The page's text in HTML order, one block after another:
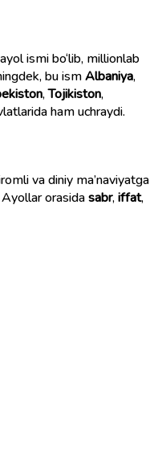
ismi bo‘lib, millionlab
bu ismAlbaniya,
,Tojikiston,
ham uchraydi.
va diniy ma’naviyatga
orasidasabr,iffat,